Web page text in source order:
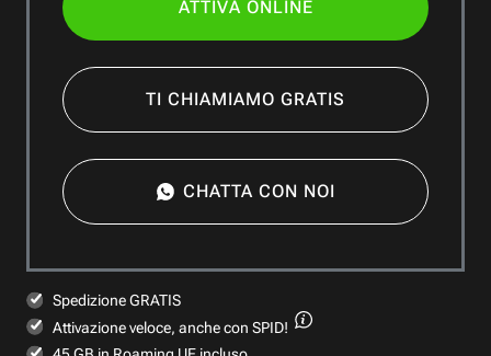
ATTIVA ONLINE
TI CHIAMIAMO GRATIS
CHATTA CON NOI
Spedizione GRATIS
Attivazione veloce, anche con SPID!